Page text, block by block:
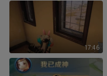
17:46